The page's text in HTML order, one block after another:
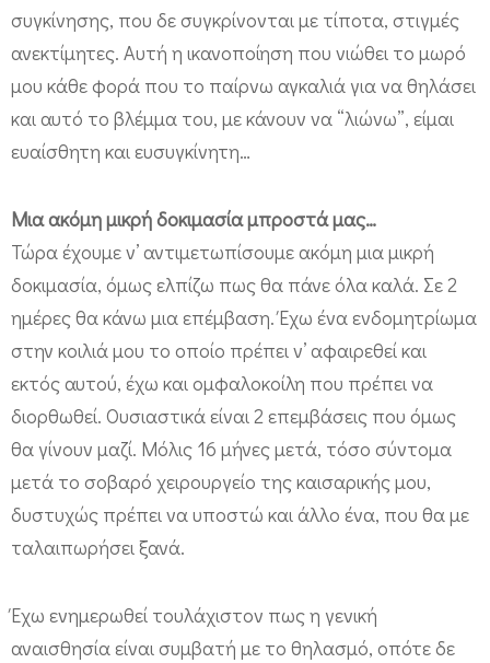
συγκίνησης, που δε συγκρίνονται με τίποτα, στιγμές
ανεκτίμητες. Αυτή η ικανοποίηση που νιώθει το μωρό
μου κάθε φορά που το παίρνω αγκαλιά για να θηλάσει
και αυτό το βλέμμα του, με κάνουν να “λιώνω”, είμαι
ευαίσθητη και ευσυγκίνητη…
Μια ακόμη μικρή δοκιμασία μπροστά μας…
Τώρα έχουμε ν’ αντιμετωπίσουμε ακόμη μια μικρή
δοκιμασία, όμως ελπίζω πως θα πάνε όλα καλά. Σε 2
ημέρες θα κάνω μια επέμβαση. Έχω ένα ενδομητρίωμα
στην κοιλιά μου το οποίο πρέπει ν’ αφαιρεθεί και
εκτός αυτού, έχω και ομφαλοκοίλη που πρέπει να
διορθωθεί. Ουσιαστικά είναι 2 επεμβάσεις που όμως
θα γίνουν μαζί. Μόλις 16 μήνες μετά, τόσο σύντομα
μετά το σοβαρό χειρουργείο της καισαρικής μου,
δυστυχώς πρέπει να υποστώ και άλλο ένα, που θα με
ταλαιπωρήσει ξανά.
Έχω ενημερωθεί τουλάχιστον πως η γενική
αναισθησία είναι συμβατή με το θηλασμό, οπότε δε